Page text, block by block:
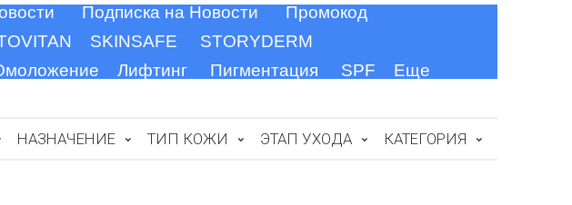
Подписка на Новости
Промокод
SKINSAFE
STORYDERM
Лифтинг Пигментация SPF Еще
НАЗНАЧЕНИЕ ТИП КОЖИ ЭТАП УХОДА КАТЕГОРИЯ